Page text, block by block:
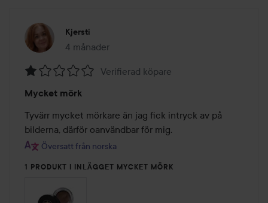
Kjersti
4 månader
Inlägget skapades 4 månader
1
av
5
Verifierad köpare
Mycket mörk
Tyvärr mycket mörkare än jag fick intryck av på
bilderna, därför oanvändbar för mig.
Översatt från norska
1 PRODUKT I INLÄGGET MYCKET MÖRK